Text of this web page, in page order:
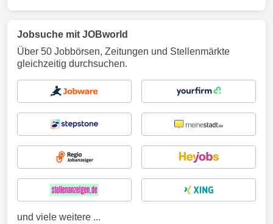
Jobsuche mit JOBworld
Über 50 Jobbörsen, Zeitungen und Stellenmärkte
gleichzeitig durchsuchen.
und viele weitere ...